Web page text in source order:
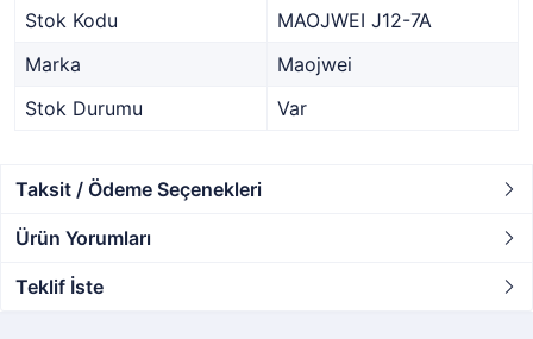
Stok Kodu
MAOJWEI J12-7A
Marka
Maojwei
Stok Durumu
Var
Taksit / Ödeme Seçenekleri
Ürün Yorumları
Teklif İste